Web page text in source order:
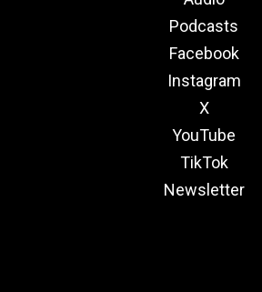
Podcasts
Facebook
Instagram
X
YouTube
TikTok
Newsletter